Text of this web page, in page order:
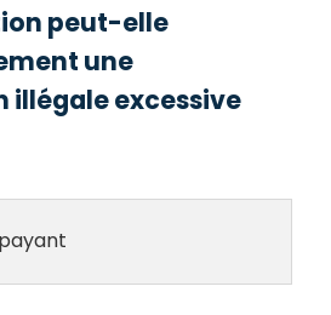
peut-elle
une
illégale excessive